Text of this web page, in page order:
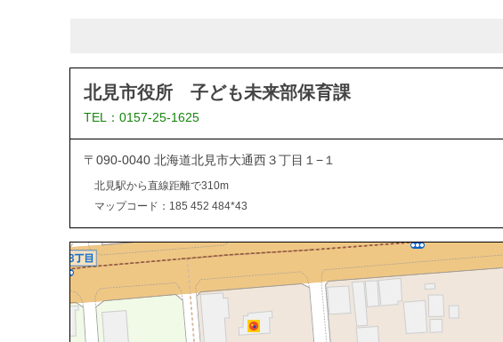
北見市役所 子ども未来部保育課
TEL：0157-25-1625
〒090-0040 北海道北見市大通西３丁目１−１
北見駅から直線距離で310m
マップコード：185 452 484*43